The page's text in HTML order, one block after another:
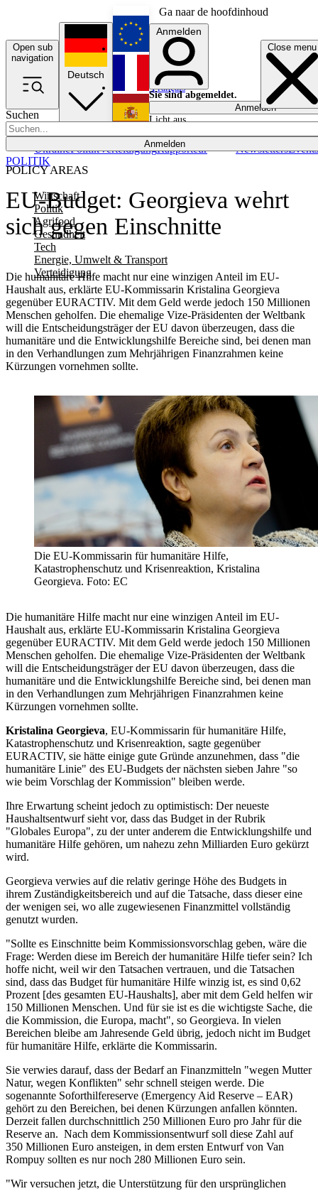
Ga naar de hoofdinhoud
Open sub
navigation
Close menu
Suchen
Anmelden
POLICY AREAS
Wirtschaft
Politik
Agrifood
Gesundheit
Tech
Energie, Umwelt & Transport
Verteidigung
UkrainePolitikVerteidigungRapporteur NewslettersEvents
Deutsch
English
Français
Anmelden
Sie sind abgemeldet.
Anmelden
Licht aus
EU-Budget: Georgieva wehrt
sich gegen Einschnitte
Die humanitäre Hilfe macht nur eine winzigen Anteil im EU-
Haushalt aus, erklärte EU-Kommissarin Kristalina Georgieva
gegenüber EURACTIV. Mit dem Geld werde jedoch 150 Millionen
Menschen geholfen. Die ehemalige Vize-Präsidenten der Weltbank
will die Entscheidungsträger der EU davon überzeugen, dass die
humanitäre und die Entwicklungshilfe Bereiche sind, bei denen man
in den Verhandlungen zum Mehrjährigen Finanzrahmen keine
Kürzungen vornehmen sollte.
POLITIK
Die EU-Kommissarin für humanitäre Hilfe,
Katastrophenschutz und Krisenreaktion, Kristalina
Georgieva. Foto: EC
Die humanitäre Hilfe macht nur eine winzigen Anteil im EU-
Haushalt aus, erklärte EU-Kommissarin Kristalina Georgieva
gegenüber EURACTIV. Mit dem Geld werde jedoch 150 Millionen
Menschen geholfen. Die ehemalige Vize-Präsidenten der Weltbank
will die Entscheidungsträger der EU davon überzeugen, dass die
humanitäre und die Entwicklungshilfe Bereiche sind, bei denen man
in den Verhandlungen zum Mehrjährigen Finanzrahmen keine
Kürzungen vornehmen sollte.
Kristalina Georgieva, EU-Kommissarin für humanitäre Hilfe,
Katastrophenschutz und Krisenreaktion, sagte gegenüber
EURACTIV, sie hätte einige gute Gründe anzunehmen, dass "die
humanitäre Linie" des EU-Budgets der nächsten sieben Jahre "so
wie beim Vorschlag der Kommission" bleiben werde.
Ihre Erwartung scheint jedoch zu optimistisch: Der neueste
Haushaltsentwurf sieht vor, dass das Budget in der Rubrik
"Globales Europa", zu der unter anderem die Entwicklungshilfe und
humanitäre Hilfe gehören, um nahezu zehn Milliarden Euro gekürzt
wird.
Georgieva verwies auf die relativ geringe Höhe des Budgets in
ihrem Zuständigkeitsbereich und auf die Tatsache, dass dieser eine
der wenigen sei, wo alle zugewiesenen Finanzmittel vollständig
genutzt wurden.
"Sollte es Einschnitte beim Kommissionsvorschlag geben, wäre die
Frage: Werden diese im Bereich der humanitäre Hilfe tiefer sein? Ich
hoffe nicht, weil wir den Tatsachen vertrauen, und die Tatsachen
sind, dass das Budget für humanitäre Hilfe winzig ist, es sind 0,62
Prozent [des gesamten EU-Haushalts], aber mit dem Geld helfen wir
150 Millionen Menschen. Und für sie ist es die wichtigste Sache, die
die Kommission, die Europa, macht", so Georgieva. In vielen
Bereichen bleibe am Jahresende Geld übrig, jedoch nicht im Budget
für humanitäre Hilfe, erklärte die Kommissarin.
Sie verwies darauf, dass der Bedarf an Finanzmitteln "wegen Mutter
Natur, wegen Konflikten" sehr schnell steigen werde. Die
sogenannte Soforthilfereserve (Emergency Aid Reserve – EAR)
gehört zu den Bereichen, bei denen Kürzungen anfallen könnten.
Derzeit fallen durchschnittlich 250 Millionen Euro pro Jahr für die
Reserve an. Nach dem Kommissionsentwurf soll diese Zahl auf
350 Millionen Euro ansteigen, in dem ersten Entwurf von Van
Rompuy sollten es nur noch 280 Millionen Euro sein.
"Wir versuchen jetzt, die Unterstützung für den ursprünglichen